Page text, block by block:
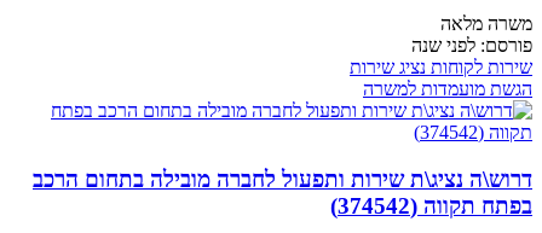
משרה מלאה
פורסם: לפני שנה
שירות לקוחות נציג שירות
הגשת מועמדות למשרה
דרוש\ה נציג\ת שירות ותפעול לחברה מובילה בתחום הרכב
בפתח תקווה (374542)